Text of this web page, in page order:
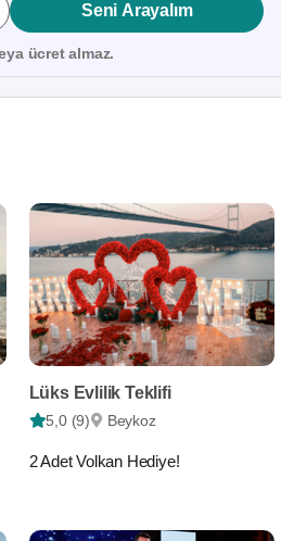
Seni Arayalım
ücret almaz.
Lüks Evlilik Teklifi
5,0 (9) Beykoz
2 Adet Volkan Hediye!